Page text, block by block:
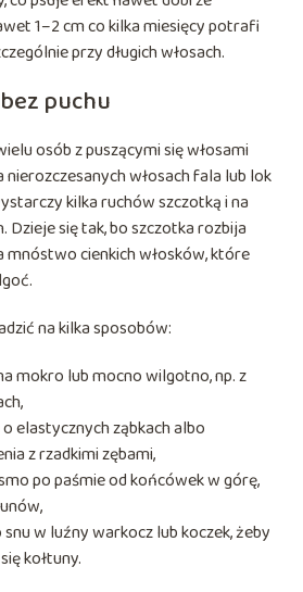
1–2 cm co kilka miesięcy potrafi
przy długich włosach.
puchu
osób z puszącymi się włosami
włosach fala lub lok
kilka ruchów szczotką i na
Dzieje się tak, bo szczotka rozbija
cienkich włosków, które
na kilka sposobów:
mokro lub mocno wilgotno, np. z
elastycznych ząbkach albo
z rzadkimi zębami,
po paśmie od końcówek w górę,
w luźny warkocz lub koczek, żeby
kołtuny.